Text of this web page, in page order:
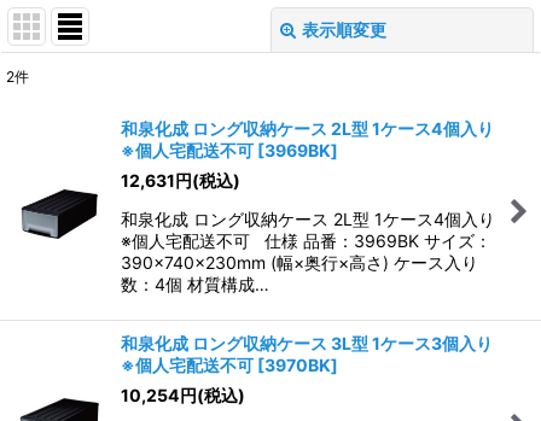
表示順変更
絞り込む
2件
和泉化成 ロング収納ケース 2L型 1ケース4個入り
※個人宅配送不可 [3969BK]
12,631円(税込)
和泉化成 ロング収納ケース 2L型 1ケース4個入り
※個人宅配送不可 仕様 品番：3969BK サイズ：
390×740×230mm (幅×奥行×高さ) ケース入り
数：4個 材質構成…
和泉化成 ロング収納ケース 3L型 1ケース3個入り
※個人宅配送不可 [3970BK]
10,254円(税込)